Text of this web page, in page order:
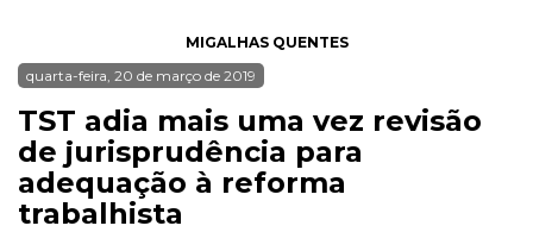
MIGALHAS QUENTES
quarta-feira, 20 de março de 2019
TST adia mais uma vez revisão
de jurisprudência para
adequação à reforma
trabalhista